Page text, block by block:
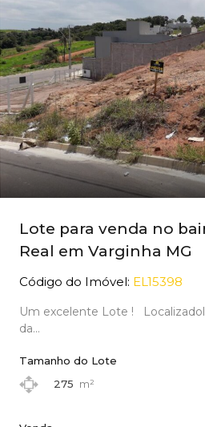
Lote para venda no
Real em Varginha MG
Código do Imóvel: EL15398
Um excelente Lote !
da…
Tamanho do Lote
275 m²